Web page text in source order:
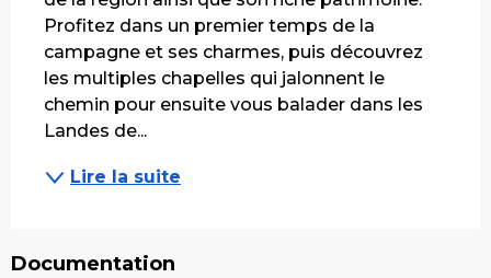
Profitez dans un premier temps de la
campagne et ses charmes, puis découvrez
les multiples chapelles qui jalonnent le
chemin pour ensuite vous balader dans les
Landes de...
Lire la suite
Documentation